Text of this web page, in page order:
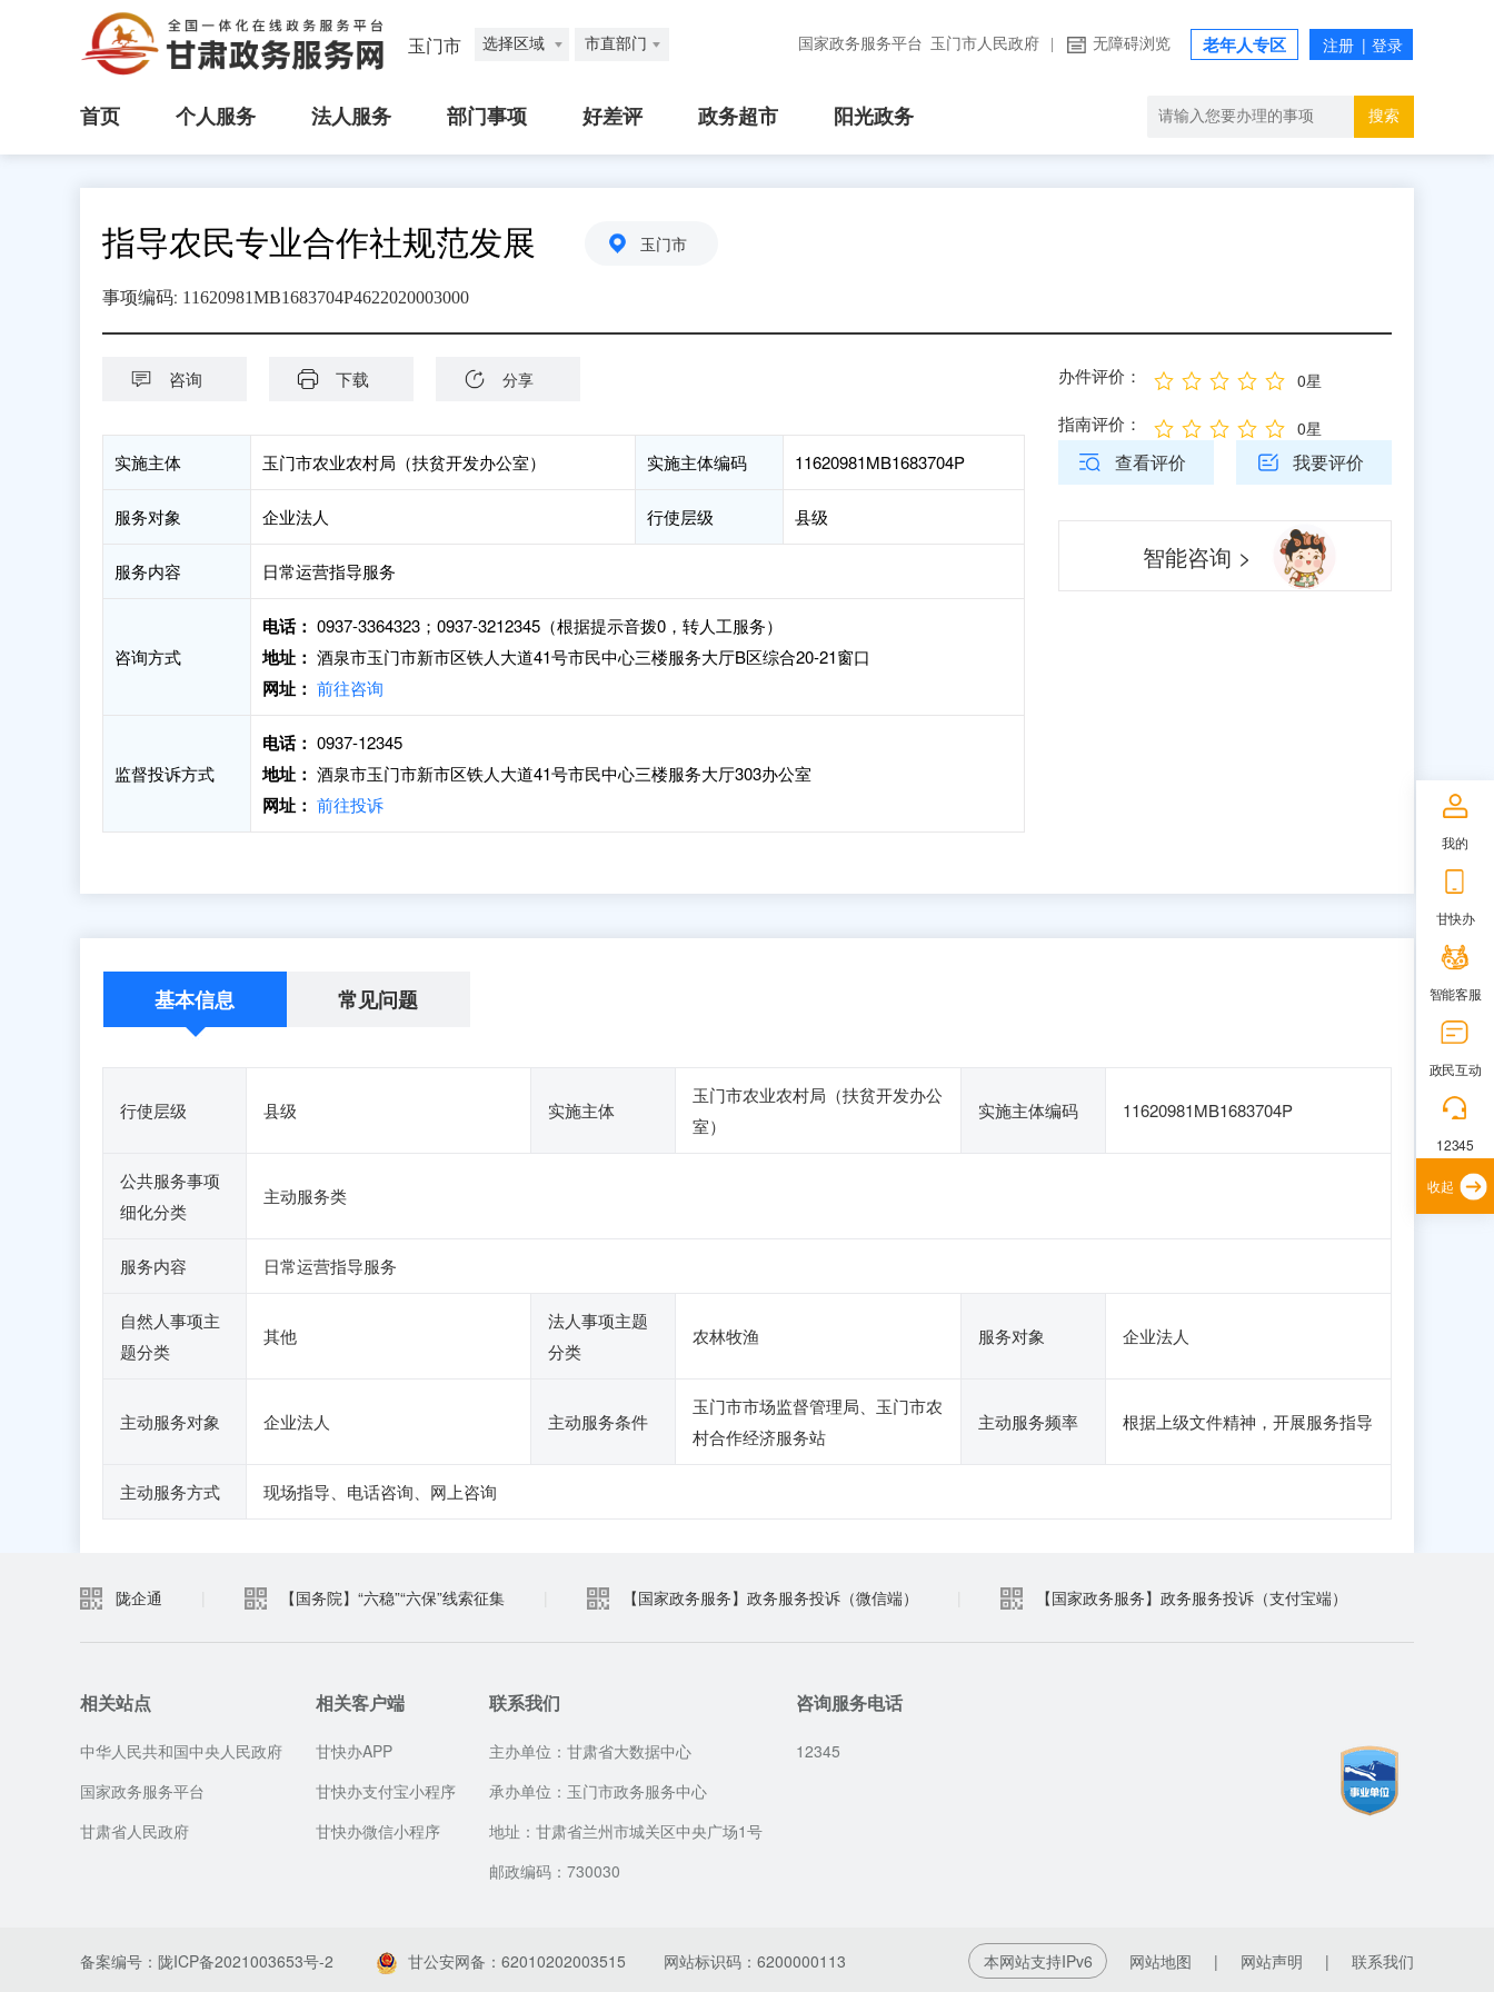
玉门市 选择区域 市直部门 国家政务服务平台 玉门市人民政府 无障碍浏览 老年人专区
首页 个人服务 法人服务 部门事项 好差评 政务超市 阳光政务 搜索
指导农民专业合作社规范发展 玉门市
事项编码: 11620981MB1683704P4622020003000
咨询 下载 分享
实施主体 玉门市农业农村局（扶贫开发办公室） 实施主体编码 11620981MB1683704P
服务对象 企业法人 行使层级 县级
服务内容 日常运营指导服务
咨询方式
电话： 0937-3364323；0937-3212345（根据提示音拨0，转人工服务）
地址： 酒泉市玉门市新市区铁人大道41号市民中心三楼服务大厅B区综合20-21窗口
网址： 前往咨询
监督投诉方式
电话： 0937-12345
地址： 酒泉市玉门市新市区铁人大道41号市民中心三楼服务大厅303办公室
网址： 前往投诉
办件评价： 0星
指南评价： 0星
查看评价 我要评价
智能咨询 >
基本信息 常见问题
行使层级 县级 实施主体
玉门市农业农村局（扶贫开发办公
室）
实施主体编码 11620981MB1683704P
公共服务事项
细化分类
主动服务类
服务内容 日常运营指导服务
自然人事项主
题分类
其他
法人事项主题
分类
农林牧渔 服务对象 企业法人
主动服务对象 企业法人 主动服务条件
玉门市市场监督管理局、玉门市农
村合作经济服务站
主动服务频率 根据上级文件精神，开展服务指导
主动服务方式 现场指导、电话咨询、网上咨询
陇企通 【国务院】“六稳”“六保”线索征集 【国家政务服务】政务服务投诉（微信端） 【国家政务服务】政务服务投诉（支付宝端）
相关站点
中华人民共和国中央人民政府
国家政务服务平台
甘肃省人民政府
相关客户端
甘快办APP
甘快办支付宝小程序
甘快办微信小程序
联系我们
主办单位：甘肃省大数据中心
承办单位：玉门市政务服务中心
地址：甘肃省兰州市城关区中央广场1号
邮政编码：730030
咨询服务电话
12345
备案编号：陇ICP备2021003653号-2 甘公安网备：62010202003515 网站标识码：6200000113 本网站支持IPv6 网站地图 | 网站声明 | 联系我们
我的
甘快办
智能客服
政民互动
12345
收起